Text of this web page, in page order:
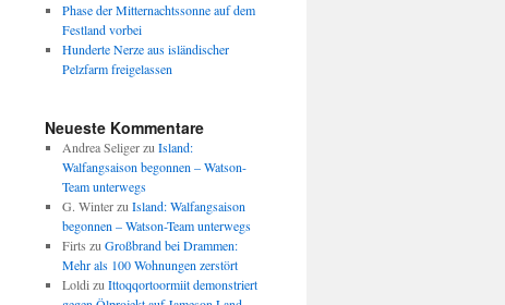
Phase der Mitternachtssonne auf dem
Festland vorbei
Hunderte Nerze aus isländischer
Pelzfarm freigelassen
Neueste Kommentare
Andrea Seligerzu Island:
Walfangsaison begonnen – Watson-
Team unterwegs
G. Winterzu Island: Walfangsaison
begonnen – Watson-Team unterwegs
Firts zu Großbrand bei Drammen:
Mehr als 100 Wohnungen zerstört
Loldi zu Ittoqqortoormiit demonstriert